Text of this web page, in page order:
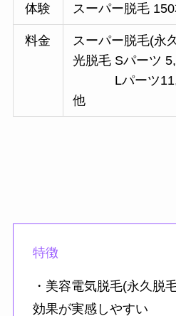
体験 スーパー脱毛
料金
スーパー脱毛(永
光脱毛 Sパーツ
Lパーツ
他
特徴
・美容電気脱毛(永久脱
効果が実感しやすい